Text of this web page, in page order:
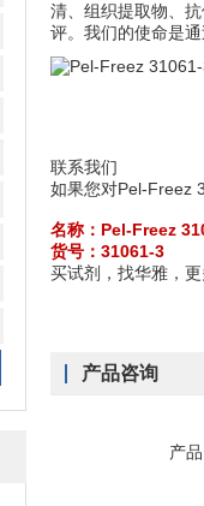
清、组织提取物、
评。我们的使命是
联系我们
如果您对Pel-Freez
名称： Pel-Freez
货号：31061-3
买试剂，找华雅，
产品咨询
产